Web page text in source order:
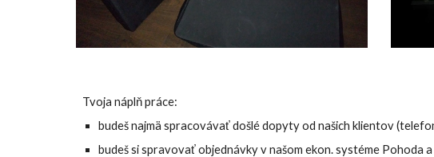
Tvoja náplň práce:
budeš najmä spracovávať došlé dopyty od našich klientov
budeš si spravovať objednávky v našom ekon. systéme